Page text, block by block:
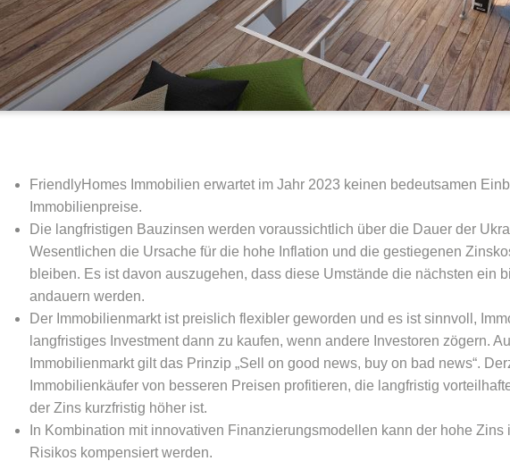
FriendlyHomes Immobilien erwartet im Jahr 2023 keinen bedeutsamen
Immobilienpreise.
Die langfristigen Bauzinsen werden voraussichtlich über die Dauer der
Wesentlichen die Ursache für die hohe Inflation und die gestiegenen
bleiben. Es ist davon auszugehen, dass diese Umstände die nächsten ein
andauern werden.
Der Immobilienmarkt ist preislich flexibler geworden und es ist sinnvoll,
langfristiges Investment dann zu kaufen, wenn andere Investoren zögern.
Immobilienmarkt gilt das Prinzip „Sell on good news, buy on bad news“.
Immobilienkäufer von besseren Preisen profitieren, die langfristig
der Zins kurzfristig höher ist.
In Kombination mit innovativen Finanzierungsmodellen kann der hohe Zins
Risikos kompensiert werden.